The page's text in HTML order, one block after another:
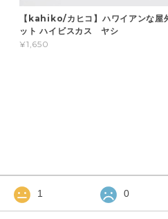
【kahiko/カヒコ】ハワイアンな屋
ット ハイビスカス ヤシ
¥1,650
1 0